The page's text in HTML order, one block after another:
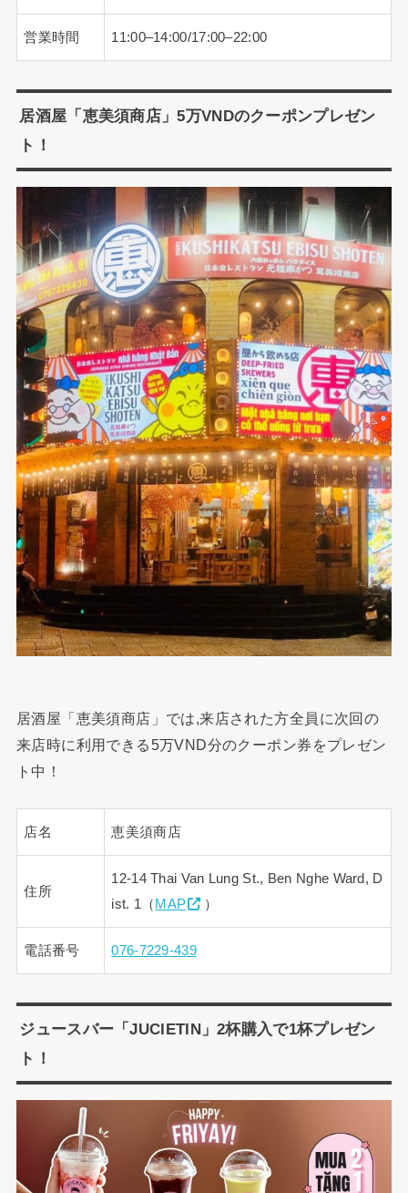
営業時間 11:00–14:00/17:00–22:00
居酒屋「恵美須商店」5万VNDのクーポンプレゼン
ト！
居酒屋「恵美須商店」では,来店された方全員に次回の
来店時に利用できる5万VND分のクーポン券をプレゼン
ト中！
店名 恵美須商店
住所
12-14 Thai Van Lung St., Ben Nghe Ward, D
ist. 1（ MAP ）
電話番号 076-7229-439
ジュースバー「JUCIETIN」2杯購入で1杯プレゼン
ト！